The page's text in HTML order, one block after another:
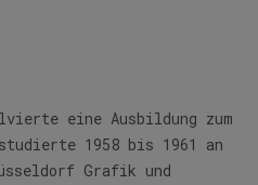
eine Ausbildung zum
1958 bis 1961 an
Grafik und